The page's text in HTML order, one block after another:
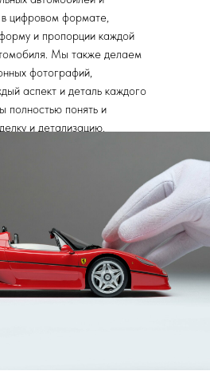
в цифровом формате,
и пропорции каждой
Мы также делаем
фотографий,
аспект и деталь каждого
полностью понять и
и детализацию.